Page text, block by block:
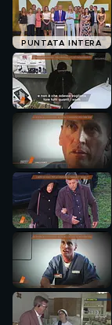
PUNTATA INTERA